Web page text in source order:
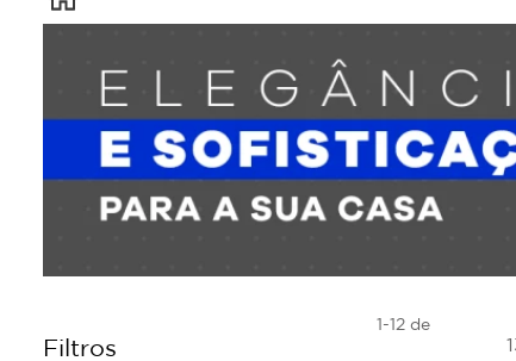
Filtros
1-12 de